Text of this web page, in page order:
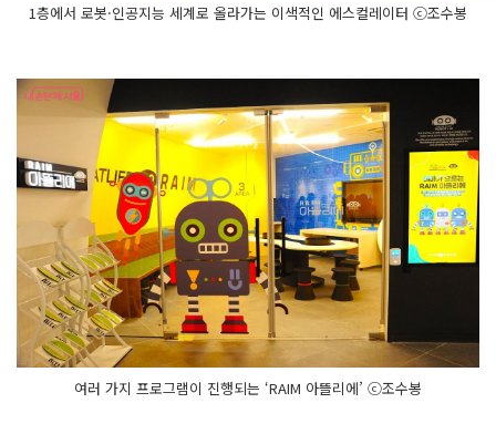
1층에서 로봇·인공지능 세계로 올라가는 이색적인 에스컬레이터 ⓒ조수봉
여러 가지 프로그램이 진행되는 ‘RAIM 아뜰리에’ ⓒ조수봉